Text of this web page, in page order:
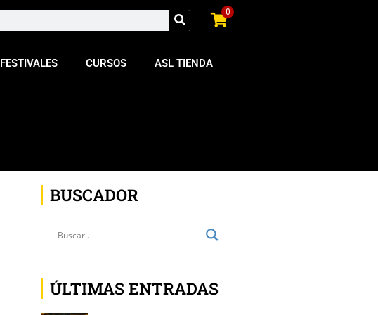
0
FESTIVALES CURSOS ASL TIENDA
BUSCADOR
ÚLTIMAS ENTRADAS